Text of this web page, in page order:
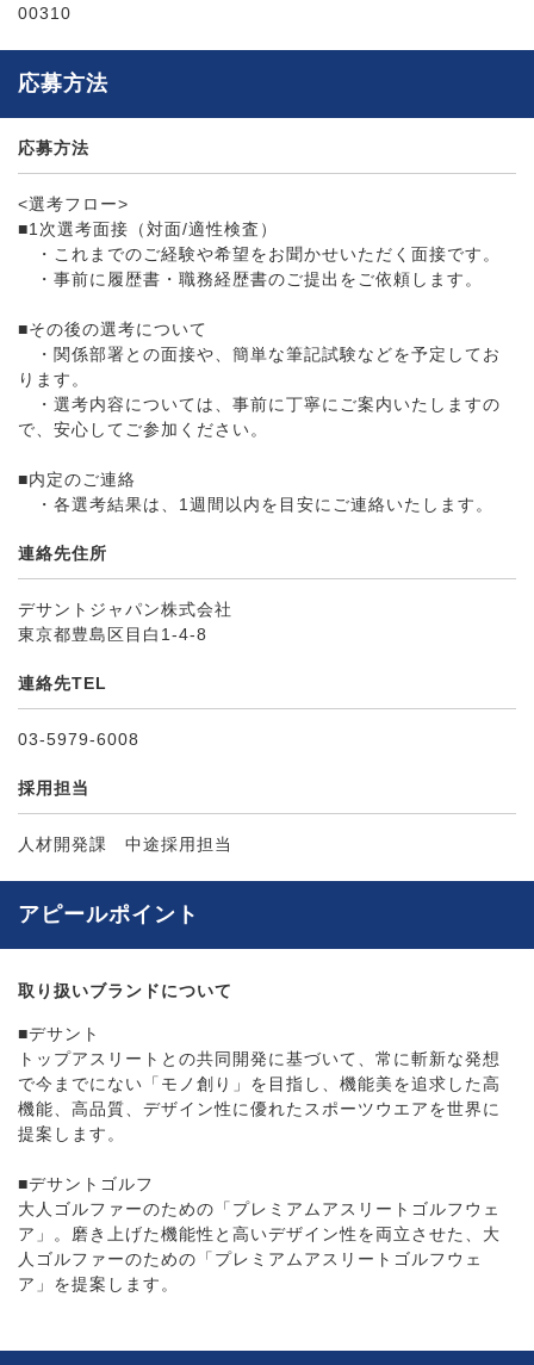
00310
応募方法
応募方法
<選考フロー>
■1次選考面接（対面/適性検査）
・これまでのご経験や希望をお聞かせいただく面接です。
・事前に履歴書・職務経歴書のご提出をご依頼します。
■その後の選考について
・関係部署との面接や、簡単な筆記試験などを予定してお
ります。
・選考内容については、事前に丁寧にご案内いたしますの
で、安心してご参加ください。
■内定のご連絡
・各選考結果は、1週間以内を目安にご連絡いたします。
連絡先住所
デサントジャパン株式会社
東京都豊島区目白1-4-8
連絡先TEL
03-5979-6008
採用担当
人材開発課 中途採用担当
アピールポイント
取り扱いブランドについて
■デサント
トップアスリートとの共同開発に基づいて、常に斬新な発想
で今までにない「モノ創り」を目指し、機能美を追求した高
機能、高品質、デザイン性に優れたスポーツウエアを世界に
提案します。
■デサントゴルフ
大人ゴルファーのための「プレミアムアスリートゴルフウェ
ア」。磨き上げた機能性と高いデザイン性を両立させた、大
人ゴルファーのための「プレミアムアスリートゴルフウェ
ア」を提案します。